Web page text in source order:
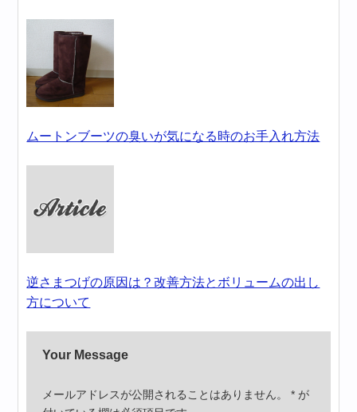
ムートンブーツの臭いが気になる時のお手入れ方法
逆さまつげの原因は？改善方法とボリュームの出し
方について
Your Message
メールアドレスが公開されることはありません。 * が